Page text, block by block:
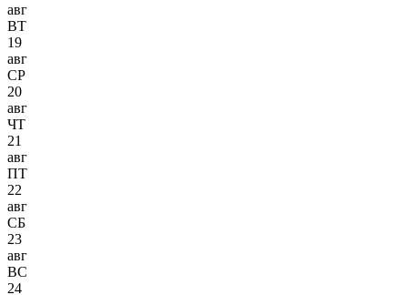
авг
ВТ
19
авг
СР
20
авг
ЧТ
21
авг
ПТ
22
авг
СБ
23
авг
ВС
24